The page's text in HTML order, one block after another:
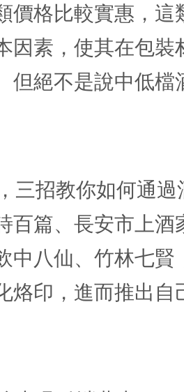
格比較實惠，這
因素，使其在包
但絕不是說中低檔
三招教你如何通
篇、長安市上酒
中八仙、竹林七
烙印，進而推出自